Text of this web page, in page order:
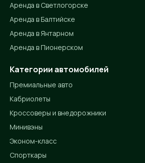
Аренда в Светлогорске
Аренда в Балтийске
Аренда в Янтарном
Аренда в Пионерском
Категории автомобилей
Премиальные авто
Кабриолеты
Кроссоверы и внедорожники
Минивэны
Эконом-класс
Спорткары